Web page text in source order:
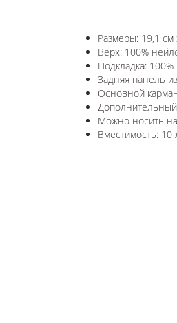
Размеры: 19,1
Верх: 100%
Подкладка:
Задняя панель
Основной
Можно носить
Вместимость: 10